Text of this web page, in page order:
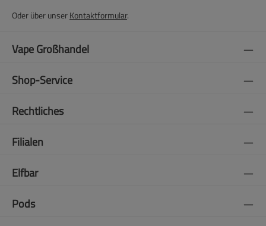
Oder über unserKontaktformular.
Vape Großhandel
Shop-Service
Rechtliches
Filialen
Elfbar
Pods